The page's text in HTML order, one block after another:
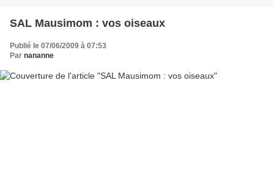
SAL Mausimom : vos oiseaux
Publié le 07/06/2009 à 07:53
Par nananne